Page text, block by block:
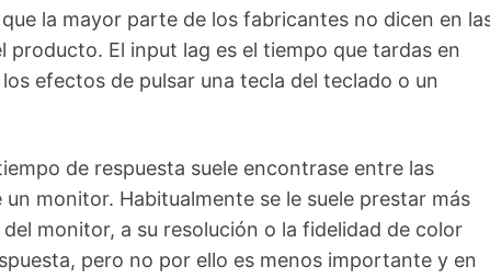
la mayor parte de los fabricantes no dicen en
producto. El input lag es el tiempo que tardas en
efectos de pulsar una tecla del teclado o un
de respuesta suele encontrase entre las
monitor. Habitualmente se le suele prestar más
monitor, a su resolución o la fidelidad de color
pero no por ello es menos importante y en